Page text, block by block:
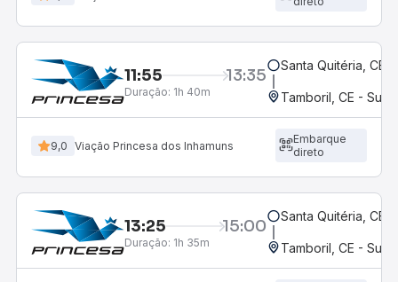
11:55 13:35
Duração: 1h 40m
Santa Quitéria, CE
Tamboril, CE -
9,0 Viação Princesa dos Inhamuns
Embarque
direto
13:25 15:00
Duração: 1h 35m
Santa Quitéria, CE
Tamboril, CE -